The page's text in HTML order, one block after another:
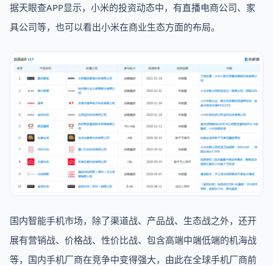
据天眼查APP显示，小米的投资动态中，有直播电商公司、家
具公司等，也可以看出小米在商业生态方面的布局。
国内智能手机市场，除了渠道战、产品战、生态战之外，还开
展有营销战、价格战、性价比战、包含高端中端低端的机海战
等，国内手机厂商在竞争中变得强大，由此在全球手机厂商前